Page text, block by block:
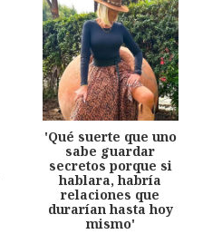
'Qué suerte que uno
sabe guardar
secretos porque si
hablara, habría
relaciones que
durarían hasta hoy
mismo'